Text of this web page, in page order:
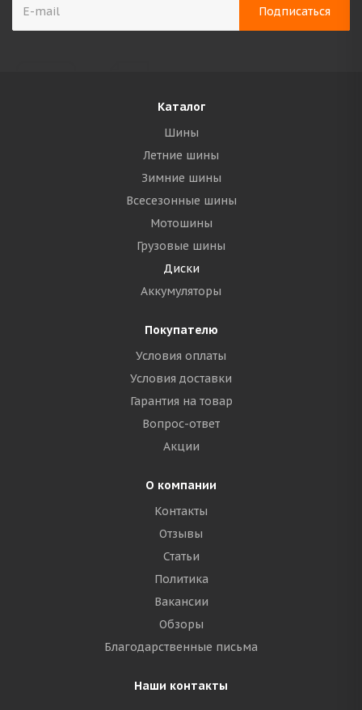
Каталог
Шины
Летние шины
Зимние шины
Всесезонные шины
Мотошины
Грузовые шины
Диски
Аккумуляторы
Покупателю
Условия оплаты
Условия доставки
Гарантия на товар
Вопрос-ответ
Акции
О компании
Контакты
Отзывы
Статьи
Политика
Вакансии
Обзоры
Благодарственные письма
Наши контакты